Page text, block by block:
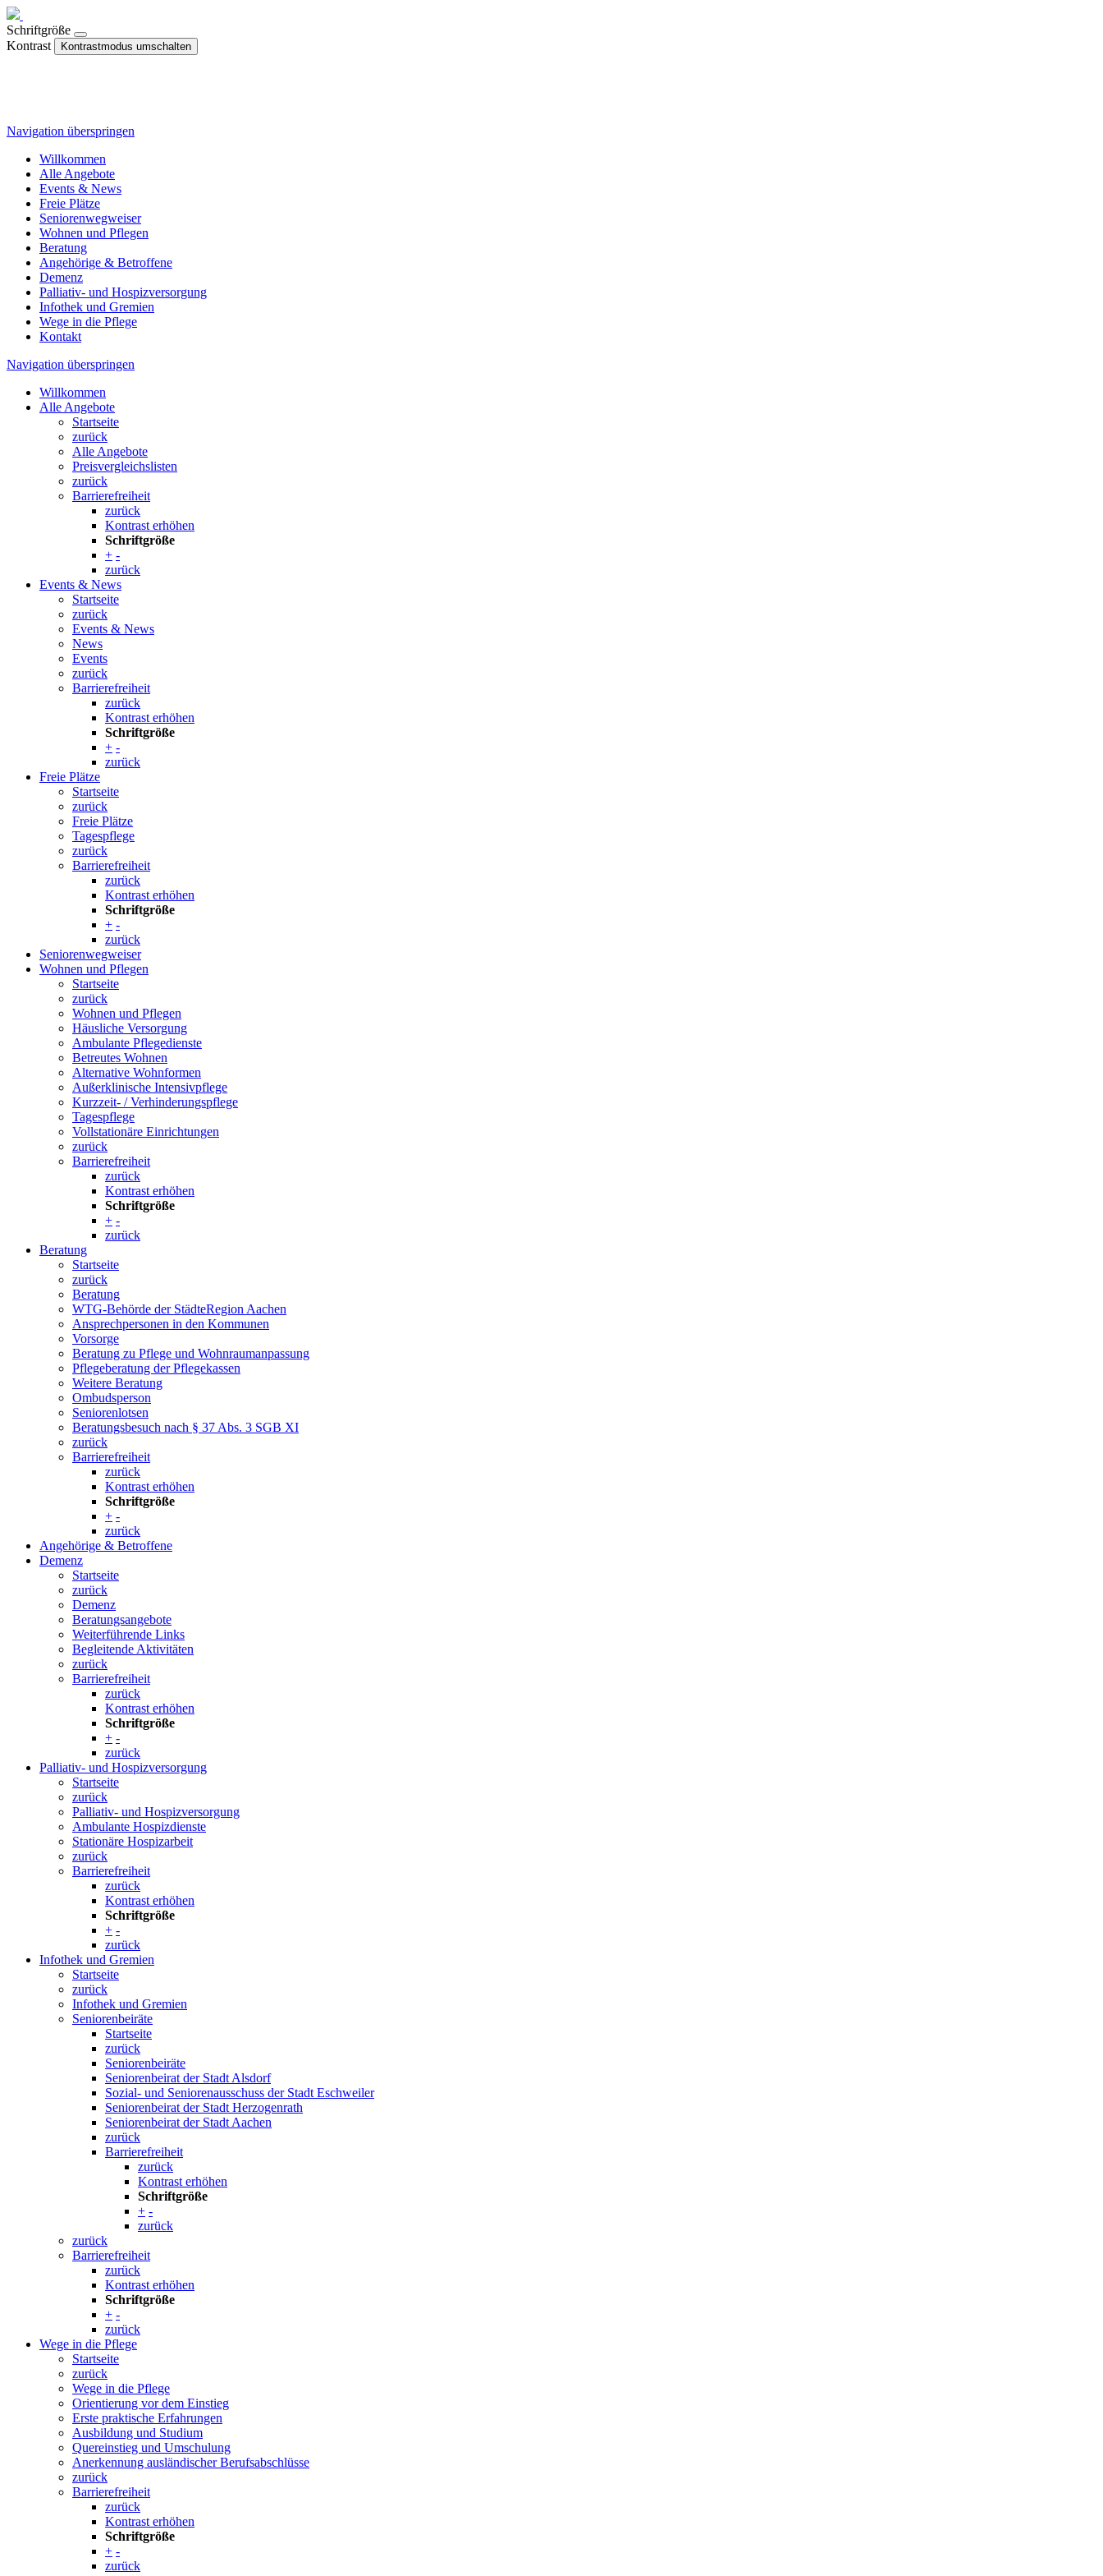
Schriftgröße
Kontrast
Kontrastmodus umschalten
Navigation überspringen
Willkommen
Alle Angebote
Events & News
Freie Plätze
Seniorenwegweiser
Wohnen und Pflegen
Beratung
Angehörige & Betroffene
Demenz
Palliativ- und Hospizversorgung
Infothek und Gremien
Wege in die Pflege
Kontakt
Navigation überspringen
Willkommen
Alle Angebote
Startseite
zurück
Alle Angebote
Preisvergleichslisten
zurück
Barrierefreiheit
zurück
Kontrast erhöhen
Schriftgröße
+ -
zurück
Events & News
Startseite
zurück
Events & News
News
Events
zurück
Barrierefreiheit
zurück
Kontrast erhöhen
Schriftgröße
+ -
zurück
Freie Plätze
Startseite
zurück
Freie Plätze
Tagespflege
zurück
Barrierefreiheit
zurück
Kontrast erhöhen
Schriftgröße
+ -
zurück
Seniorenwegweiser
Wohnen und Pflegen
Startseite
zurück
Wohnen und Pflegen
Häusliche Versorgung
Ambulante Pflegedienste
Betreutes Wohnen
Alternative Wohnformen
Außerklinische Intensivpflege
Kurzzeit- / Verhinderungspflege
Tagespflege
Vollstationäre Einrichtungen
zurück
Barrierefreiheit
zurück
Kontrast erhöhen
Schriftgröße
+ -
zurück
Beratung
Startseite
zurück
Beratung
WTG-Behörde der StädteRegion Aachen
Ansprechpersonen in den Kommunen
Vorsorge
Beratung zu Pflege und Wohnraumanpassung
Pflegeberatung der Pflegekassen
Weitere Beratung
Ombudsperson
Seniorenlotsen
Beratungsbesuch nach § 37 Abs. 3 SGB XI
zurück
Barrierefreiheit
zurück
Kontrast erhöhen
Schriftgröße
+ -
zurück
Angehörige & Betroffene
Demenz
Startseite
zurück
Demenz
Beratungsangebote
Weiterführende Links
Begleitende Aktivitäten
zurück
Barrierefreiheit
zurück
Kontrast erhöhen
Schriftgröße
+ -
zurück
Palliativ- und Hospizversorgung
Startseite
zurück
Palliativ- und Hospizversorgung
Ambulante Hospizdienste
Stationäre Hospizarbeit
zurück
Barrierefreiheit
zurück
Kontrast erhöhen
Schriftgröße
+ -
zurück
Infothek und Gremien
Startseite
zurück
Infothek und Gremien
Seniorenbeiräte
Startseite
zurück
Seniorenbeiräte
Seniorenbeirat der Stadt Alsdorf
Sozial- und Seniorenausschuss der Stadt Eschweiler
Seniorenbeirat der Stadt Herzogenrath
Seniorenbeirat der Stadt Aachen
zurück
Barrierefreiheit
zurück
Kontrast erhöhen
Schriftgröße
+ -
zurück
zurück
Barrierefreiheit
zurück
Kontrast erhöhen
Schriftgröße
+ -
zurück
Wege in die Pflege
Startseite
zurück
Wege in die Pflege
Orientierung vor dem Einstieg
Erste praktische Erfahrungen
Ausbildung und Studium
Quereinstieg und Umschulung
Anerkennung ausländischer Berufsabschlüsse
zurück
Barrierefreiheit
zurück
Kontrast erhöhen
Schriftgröße
+ -
zurück